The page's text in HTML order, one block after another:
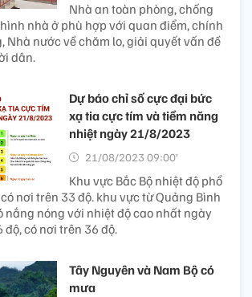
Nhà an toàn phòng, chống
nhà ở phù hợp với quan điểm, chính
Nhà nước về chăm lo, giải quyết vấn đề
dân.
Dự báo chỉ số cực đại bức
xạ tia cực tím và tiềm năng
nhiệt ngày 21/8/2023
21/08/2023 09:00’
Khu vực Bắc Bộ nhiệt độ phổ
nơi trên 33 độ. khu vực từ Quảng Bình
nắng nóng với nhiệt độ cao nhất ngày
độ, có nơi trên 36 độ.
Tây Nguyên và Nam Bộ có
mưa